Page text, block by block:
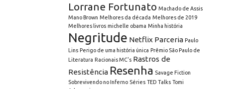
Lorrane Fortunato Machado de Assis
Mano Brown Melhores da década Melhores de 2019
Melhores livros michelle obama Minha história
Negritude Netflix Parceria Paulo
Lins Perigo de uma história única Prêmio São Paulo de
Literatura Racionais MC's Rastros de
Resistência Resenha Savage Fiction
Sobrevivendo no Inferno Séries TED Talks Tomi